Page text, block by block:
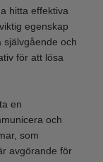
hitta effektiva
egenskap
självgående och
för att lösa
en
och
som
avgörande för